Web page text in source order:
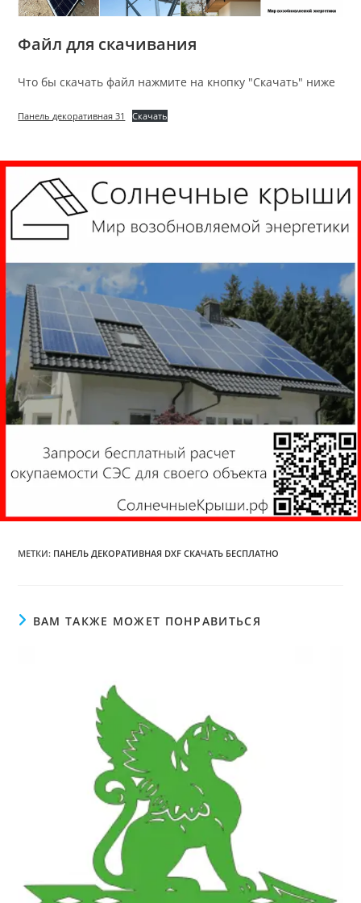
Файл для скачивания
Что бы скачать файл нажмите на кнопку "Скачать" ниже
Панель декоративная 31 Скачать
МЕТКИ: ПАНЕЛЬ ДЕКОРАТИВНАЯ DXF СКАЧАТЬ БЕСПЛАТНО
ВАМ ТАКЖЕ МОЖЕТ ПОНРАВИТЬСЯ